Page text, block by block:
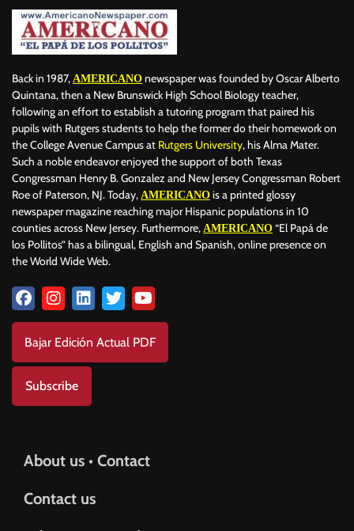
Back in 1987, AMERICANO newspaper was founded by Oscar Alberto
Quintana, then a New Brunswick High School Biology teacher,
following an effort to establish a tutoring program that paired his
pupils with Rutgers students to help the former do their homework on
the College Avenue Campus at Rutgers University, his Alma Mater.
Such a noble endeavor enjoyed the support of both Texas
Congressman Henry B. Gonzalez and New Jersey Congressman Robert
Roe of Paterson, NJ. Today, AMERICANO is a printed glossy
newspaper magazine reaching major Hispanic populations in 10
counties across New Jersey. Furthermore, AMERICANO “El Papá de
los Pollitos” has a bilingual, English and Spanish, online presence on
the World Wide Web.
Bajar Edición Actual PDF
Subscribe
About us • Contact
Contact us